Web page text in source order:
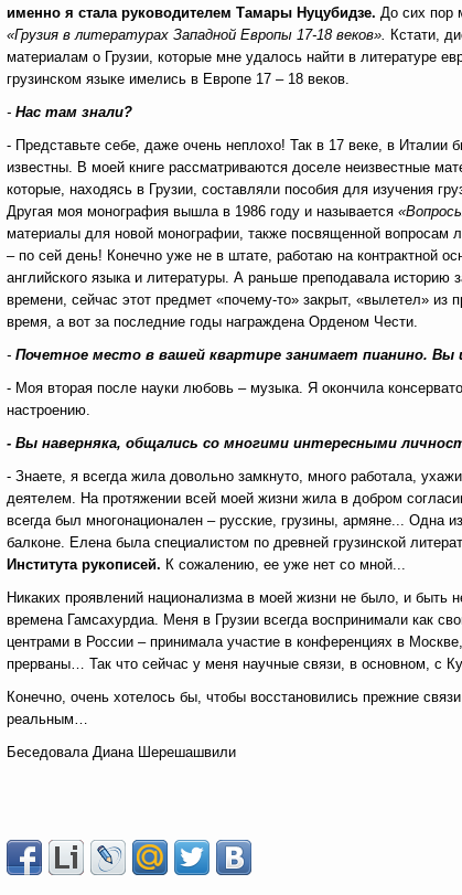
именно я стала руководителем Тамары Нуцубидзе. До сих пор
«Грузия в литературах Западной Европы 17-18 веков». Кстати,
материалам о Грузии, которые мне удалось найти в литературе
грузинском языке имелись в Европе 17 – 18 веков.
- Нас там знали?
- Представьте себе, даже очень неплохо! Так в 17 веке, в
известны. В моей книге рассматриваются доселе неизвестные
которые, находясь в Грузии, составляли пособия для изучения
Другая моя монография вышла в 1986 году и называется
материалы для новой монографии, также посвященной вопросам
– по сей день! Конечно уже не в штате, работаю на контрактной
английского языка и литературы. А раньше преподавала
времени, сейчас этот предмет «почему-то» закрыт, «вылетел»
время, а вот за последние годы награждена Орденом Чести.
- Почетное место в вашей квартире занимает пианино.
- Моя вторая после науки любовь – музыка. Я окончила
настроению.
- Вы наверняка, общались со многими интересными
- Знаете, я всегда жила довольно замкнуто, много работала,
деятелем. На протяжении всей моей жизни жила в добром
всегда был многонационален – русские, грузины, армяне... Одна
балконе. Елена была специалистом по древней грузинской
Института рукописей. К сожалению, ее уже нет со мной...
Никаких проявлений национализма в моей жизни не было, и быть
времена Гамсахурдиа. Меня в Грузии всегда воспринимали как
центрами в России – принимала участие в конференциях в
прерваны… Так что сейчас у меня научные связи, в основном, с
Конечно, очень хотелось бы, чтобы восстановились прежние
реальным…
Беседовала Диана Шерешашвили